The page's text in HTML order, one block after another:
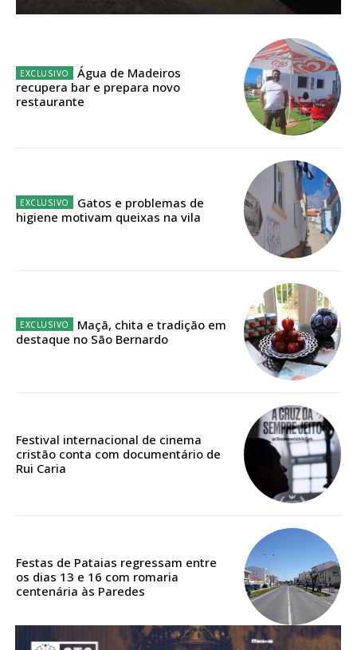
Escolha o plano de assinatura desejado:
32€
Edição em papel entregue à Quinta-feira em sua
casa
Acesso ao conteúdo online
Acesso aos conteúdos Exclusivos para
Escolha o plano
DIGITAL ANUAL
16
12 meses
Água de Madeiros
recupera bar e prepara novo
restaurante
Gatos e problemas de
higiene motivam queixas na vila
Maçã, chita e tradição em
destaque no São Bernardo
Festival internacional de cinema
cristão conta com documentário de
Rui Caria
Festas de Pataias regressam entre
os dias 13 e 16 com romaria
centenária às Paredes